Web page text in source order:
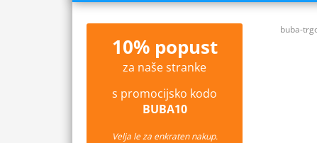
10% popust
za naše stranke
s promocijsko kodo
BUBA10
Velja le za enkraten nakup.
buba-